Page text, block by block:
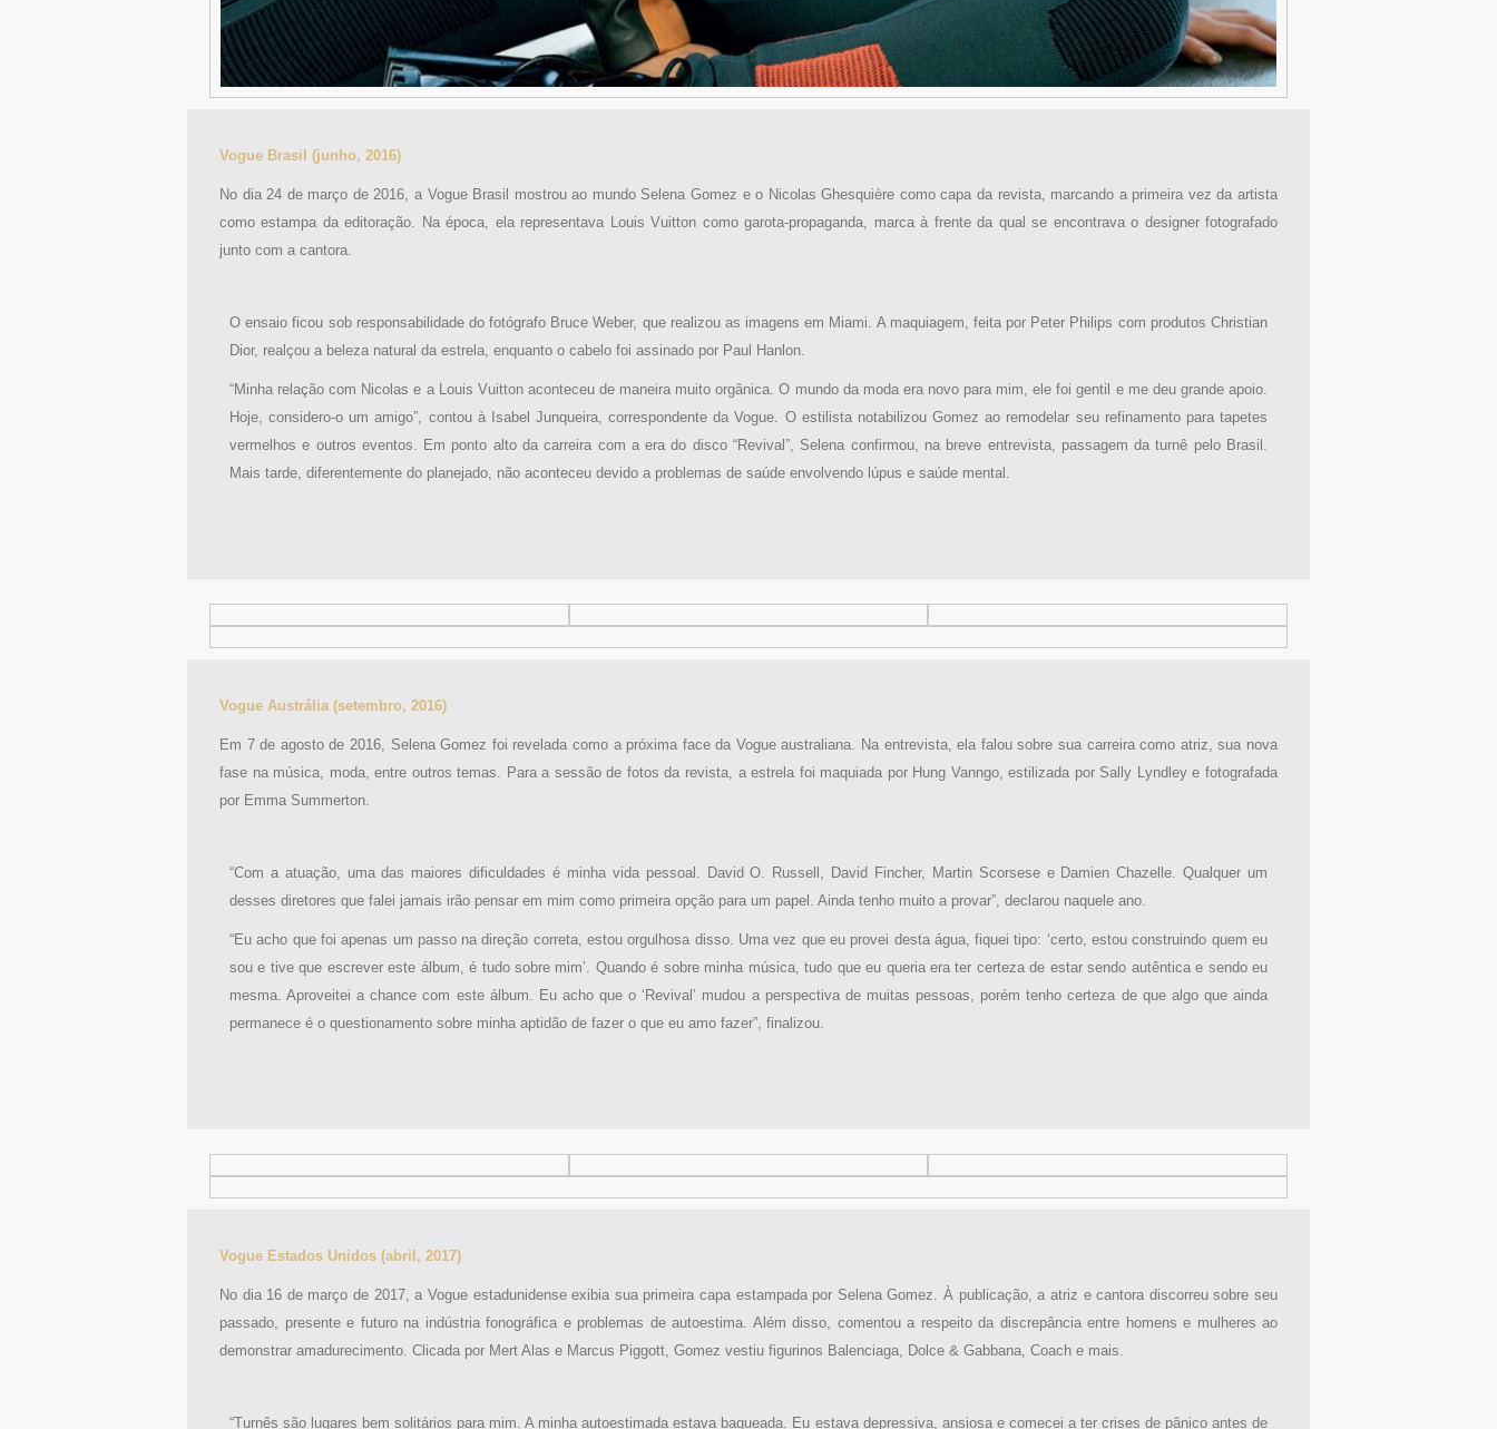
Vogue Brasil (junho, 2016)
No dia 24 de março de 2016, a Vogue Brasil mostrou ao mundo Selena Gomez e o Nicolas Ghesquière como capa da revista, marcando a primeira vez da artista
como estampa da editoração. Na época, ela representava Louis Vuitton como garota-propaganda, marca à frente da qual se encontrava o designer fotografado
junto com a cantora.
O ensaio ficou sob responsabilidade do fotógrafo Bruce Weber, que realizou as imagens em Miami. A maquiagem, feita por Peter Philips com produtos Christian
Dior, realçou a beleza natural da estrela, enquanto o cabelo foi assinado por Paul Hanlon.
“Minha relação com Nicolas e a Louis Vuitton aconteceu de maneira muito orgânica. O mundo da moda era novo para mim, ele foi gentil e me deu grande apoio.
Hoje, considero-o um amigo”, contou à Isabel Junqueira, correspondente da Vogue. O estilista notabilizou Gomez ao remodelar seu refinamento para tapetes
vermelhos e outros eventos. Em ponto alto da carreira com a era do disco “Revival”, Selena confirmou, na breve entrevista, passagem da turnê pelo Brasil.
Mais tarde, diferentemente do planejado, não aconteceu devido a problemas de saúde envolvendo lúpus e saúde mental.
Vogue Austrália (setembro, 2016)
Em 7 de agosto de 2016, Selena Gomez foi revelada como a próxima face da Vogue australiana. Na entrevista, ela falou sobre sua carreira como atriz, sua nova
fase na música, moda, entre outros temas. Para a sessão de fotos da revista, a estrela foi maquiada por Hung Vanngo, estilizada por Sally Lyndley e fotografada
por Emma Summerton.
“Com a atuação, uma das maiores dificuldades é minha vida pessoal. David O. Russell, David Fincher, Martin Scorsese e Damien Chazelle. Qualquer um
desses diretores que falei jamais irão pensar em mim como primeira opção para um papel. Ainda tenho muito a provar”, declarou naquele ano.
“Eu acho que foi apenas um passo na direção correta, estou orgulhosa disso. Uma vez que eu provei desta água, fiquei tipo: ‘certo, estou construindo quem eu
sou e tive que escrever este álbum, é tudo sobre mim’. Quando é sobre minha música, tudo que eu queria era ter certeza de estar sendo autêntica e sendo eu
mesma. Aproveitei a chance com este álbum. Eu acho que o ‘Revival’ mudou a perspectiva de muitas pessoas, porém tenho certeza de que algo que ainda
permanece é o questionamento sobre minha aptidão de fazer o que eu amo fazer”, finalizou.
Vogue Estados Unidos (abril, 2017)
No dia 16 de março de 2017, a Vogue estadunidense exibia sua primeira capa estampada por Selena Gomez. À publicação, a atriz e cantora discorreu sobre seu
passado, presente e futuro na indústria fonográfica e problemas de autoestima. Além disso, comentou a respeito da discrepância entre homens e mulheres ao
demonstrar amadurecimento. Clicada por Mert Alas e Marcus Piggott, Gomez vestiu figurinos Balenciaga, Dolce & Gabbana, Coach e mais.
“Turnês são lugares bem solitários para mim. A minha autoestimada estava baqueada. Eu estava depressiva, ansiosa e comecei a ter crises de pânico antes de